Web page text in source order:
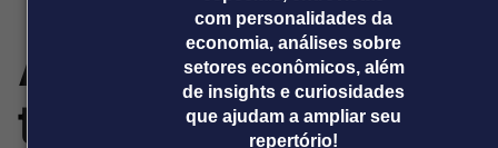
com personalidades da
economia, análises sobre
setores econômicos, além
de insights e curiosidades
que ajudam a ampliar seu
repertório!
Broadcast+
O mercado
financeiro em
Broadcast
Releases Broadcast
Prêmio Broadcast
Empresas
Releases
ANM suspende
temporariamente